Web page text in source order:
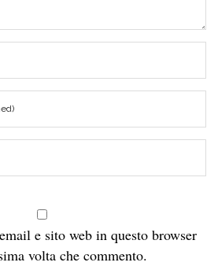
e sito web in questo browser
volta che commento.